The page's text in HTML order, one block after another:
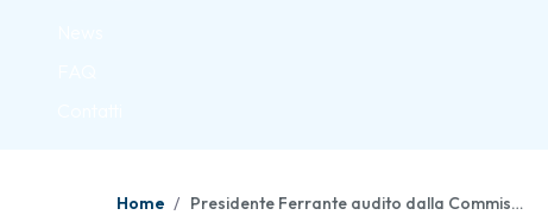
Home Presidente Ferrante audito dalla Commissione Affari Sociali della Camera dei Deputati